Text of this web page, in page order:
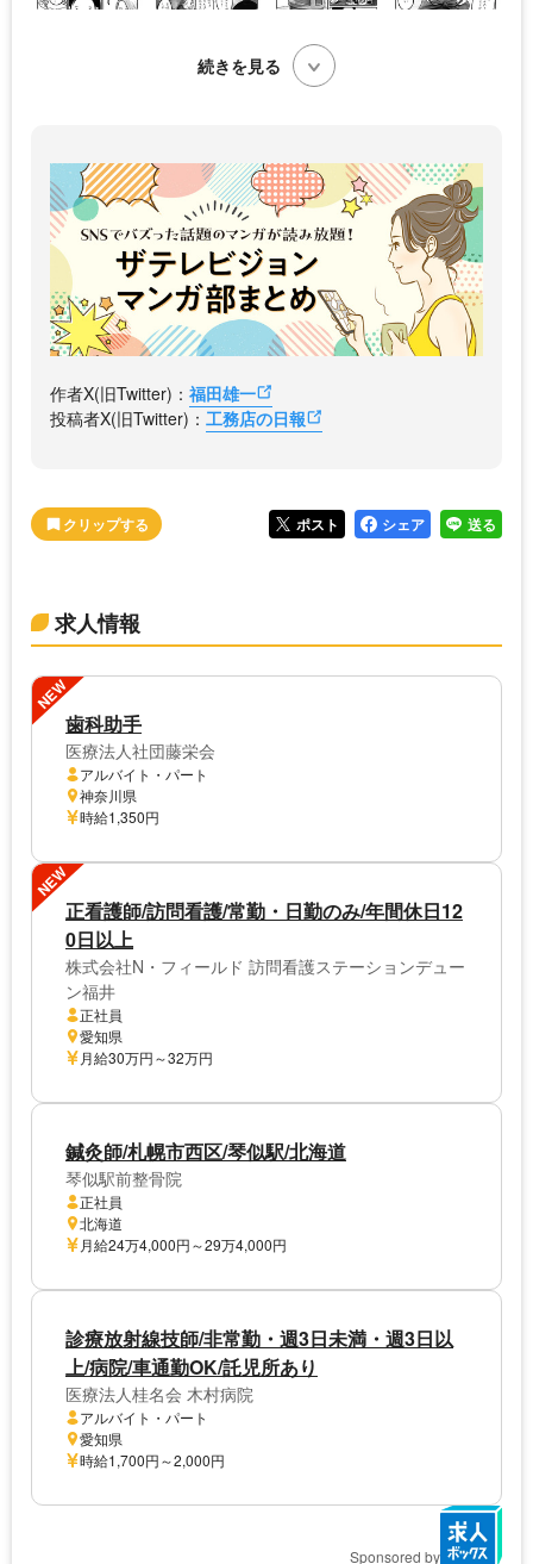
続きを見る
作者X(旧Twitter)： 福田雄一
投稿者X(旧Twitter)： 工務店の日報
ポスト シェア 送る
求人情報
NEW
歯科助手
医療法人社団藤栄会
アルバイト・パート
神奈川県
時給1,350円
NEW
正看護師/訪問看護/常勤・日勤のみ/年間休日12
0日以上
株式会社N・フィールド 訪問看護ステーションデュー
ン福井
正社員
愛知県
月給30万円～32万円
鍼灸師/札幌市西区/琴似駅/北海道
琴似駅前整骨院
正社員
北海道
月給24万4,000円～29万4,000円
診療放射線技師/非常勤・週3日未満・週3日以
上/病院/車通勤OK/託児所あり
医療法人桂名会 木村病院
アルバイト・パート
愛知県
時給1,700円～2,000円
Sponsored by